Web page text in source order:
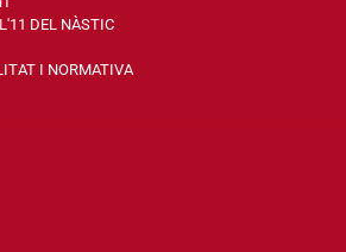
DEL NÀSTIC
I NORMATIVA